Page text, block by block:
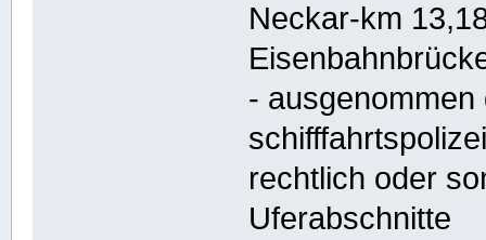
Neckar-km
-
rechtlich oder
Uferabschnitte